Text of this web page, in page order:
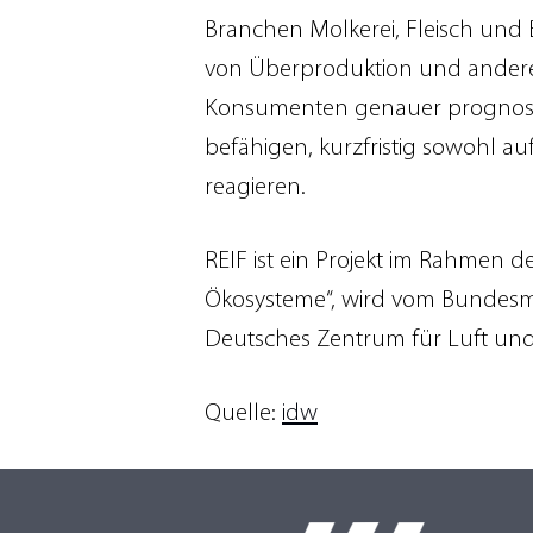
Branchen Molkerei, Fleisch
von Überproduktion und
Konsumenten genauer
befähigen, kurzfristig sowohl
reagieren.
REIF ist ein Projekt im Rahmen
Ökosysteme“, wird vom
Deutsches Zentrum für Luft
Quelle: idw